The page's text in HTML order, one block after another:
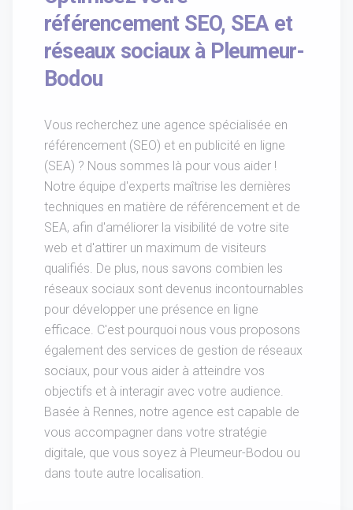
référencement SEO, SEA et
réseaux sociaux à Pleumeur-
Bodou
Vous recherchez une agence spécialisée en
référencement (SEO) et en publicité en ligne
(SEA) ? Nous sommes là pour vous aider !
Notre équipe d'experts maîtrise les dernières
techniques en matière de référencement et de
SEA, afin d'améliorer la visibilité de votre site
web et d'attirer un maximum de visiteurs
qualifiés. De plus, nous savons combien les
réseaux sociaux sont devenus incontournables
pour développer une présence en ligne
efficace. C'est pourquoi nous vous proposons
également des services de gestion de réseaux
sociaux, pour vous aider à atteindre vos
objectifs et à interagir avec votre audience.
Basée à Rennes, notre agence est capable de
vous accompagner dans votre stratégie
digitale, que vous soyez à Pleumeur-Bodou ou
dans toute autre localisation.